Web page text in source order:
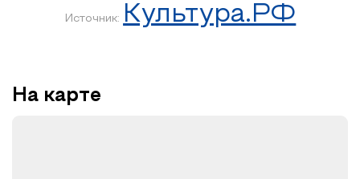
Источник: Культура.РФ
На карте